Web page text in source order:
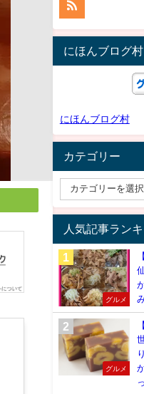
にほんブログ村
にほんブログ村
カテゴリー
人気記事ラン
グルメ
グルメ